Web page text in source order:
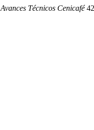
Avances Técnicos Cenicafé